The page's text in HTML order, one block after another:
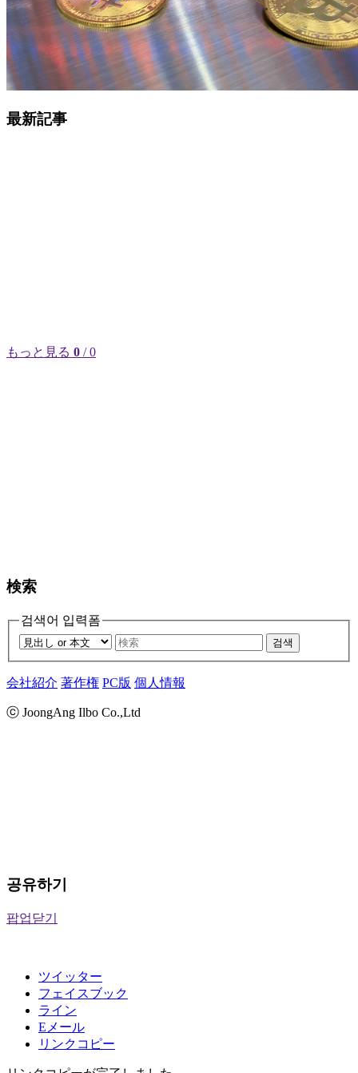
最新記事
もっと見る 0 / 0
検索
검색어 입력폼
검색
会社紹介 著作権 PC版 個人情報
ⓒ JoongAng Ilbo Co.,Ltd
공유하기
팝업닫기
ツイッター
フェイスブック
ライン
Eメール
リンクコピー